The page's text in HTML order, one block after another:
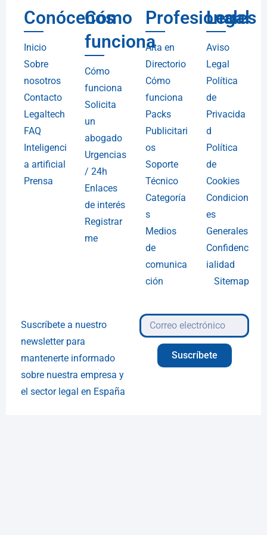
Conócenos
Inicio
Sobre
nosotros
Contacto
Legaltech
FAQ
Inteligenci
a artificial
Prensa
Cómo
funciona
Cómo
funciona
Solicita
un
abogado
Urgencias
/ 24h
Enlaces
de interés
Registrar
me
Profesionales
Alta en
Directorio
Cómo
funciona
Packs
Publicitari
os
Soporte
Técnico
Categoría
s
Medios
de
comunica
ción
Legal
Aviso
Legal
Política
de
Privacida
d
Política
de
Cookies
Condicion
es
Generales
Confidenc
ialidad
Sitemap
Suscríbete a nuestro
newsletter para
mantenerte informado
sobre nuestra empresa y
el sector legal en España
Suscríbete